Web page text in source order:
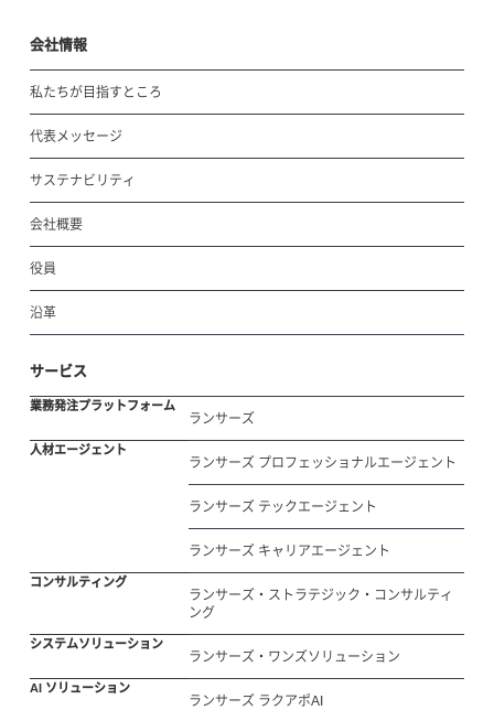
会社情報
私たちが目指すところ
代表メッセージ
サステナビリティ
会社概要
役員
沿革
サービス
業務発注プラットフォーム
ランサーズ
人材エージェント
ランサーズ プロフェッショナルエージェント
ランサーズ テックエージェント
ランサーズ キャリアエージェント
コンサルティング
ランサーズ・ストラテジック・コンサルティ
ング
システムソリューション
ランサーズ・ワンズソリューション
AI ソリューション
ランサーズ ラクアポAI